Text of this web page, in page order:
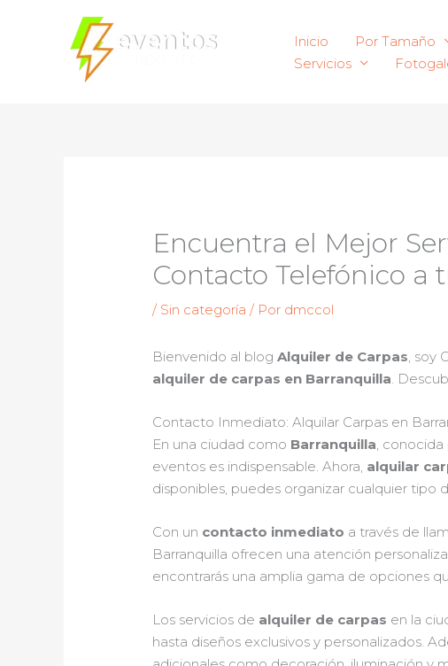
Inicio Por Tamaño
Servicios
Encuentra el Mejor
Contacto Telefónico a
/ Sin categoría / Por dmccol
Bienvenido al blogAlquiler de Carpas, soy
alquiler de carpas en Barranquilla.
Contacto Inmediato: Alquilar Carpas en
En una ciudad como Barranquilla, conocida
eventos es indispensable. Ahora, alquilar
disponibles, puedes organizar cualquier tipo
Con un contacto inmediato a través de
Barranquilla ofrecen una atención
encontrarás una amplia gama de opciones
Los servicios de alquiler de carpas en la
hasta diseños exclusivos y personalizados.